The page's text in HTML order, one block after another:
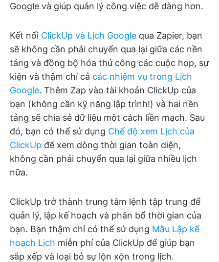
Google và giúp quản lý công việc dễ dàng hơn.
Kết nối ClickUp và Lịch Google qua Zapier, bạn
sẽ không cần phải chuyển qua lại giữa các nền
tảng và đồng bộ hóa thủ công các cuộc họp, sự
kiện và thậm chí cả các nhiệm vụ trong Lịch
Google. Thêm Zap vào tài khoản ClickUp của
bạn (không cần kỹ năng lập trình!) và hai nền
tảng sẽ chia sẻ dữ liệu một cách liền mạch. Sau
đó, bạn có thể sử dụng Chế độ xem Lịch của
ClickUp để xem dòng thời gian toàn diện,
không cần phải chuyển qua lại giữa nhiều lịch
nữa.
ClickUp trở thành trung tâm lệnh tập trung để
quản lý, lập kế hoạch và phân bổ thời gian của
bạn. Bạn thậm chí có thể sử dụng Mẫu Lập kế
hoạch Lịch miễn phí của ClickUp để giúp bạn
sắp xếp và loại bỏ sự lộn xộn trong lịch.